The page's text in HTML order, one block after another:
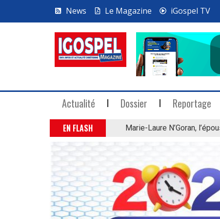
News Le Magazine iGospel TV
Actualité Dossier Reportage
EN FLASH Marie-Laure N’Goran,